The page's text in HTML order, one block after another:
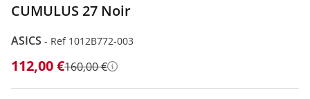
CUMULUS 27 Noir
ASICS - Ref 1012B772-003
112,00 €160,00 € Détails